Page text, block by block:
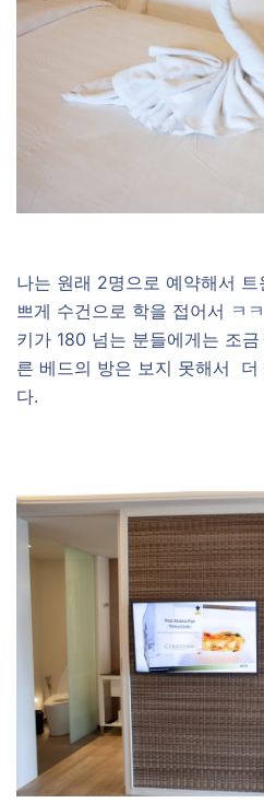
나는 원래 2명으로 예약해서
쁘게 수건으로 학을 접어서 ㅋ
키가 180 넘는 분들에게는 조
른 베드의 방은 보지 못해서 더
다.